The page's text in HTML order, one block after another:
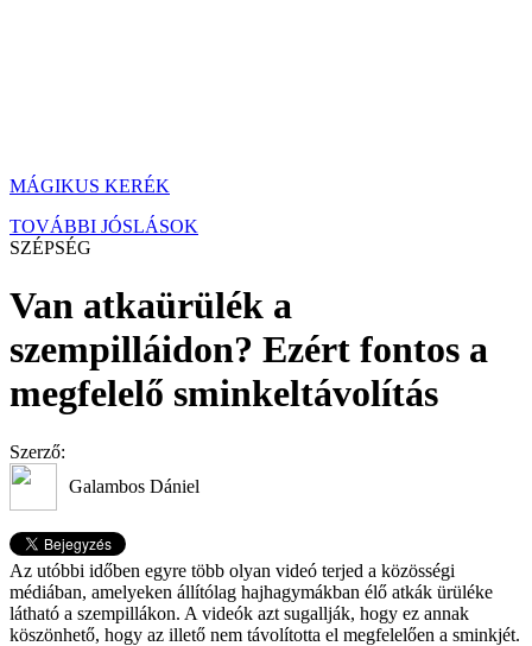
MÁGIKUS KERÉK
TOVÁBBI JÓSLÁSOK
SZÉPSÉG
Van atkaürülék a
szempilláidon? Ezért fontos a
megfelelő sminkeltávolítás
Szerző:
Galambos Dániel
Az utóbbi időben egyre több olyan videó terjed a közösségi
médiában, amelyeken állítólag hajhagymákban élő atkák ürüléke
látható a szempillákon. A videók azt sugallják, hogy ez annak
köszönhető, hogy az illető nem távolította el megfelelően a sminkjét.